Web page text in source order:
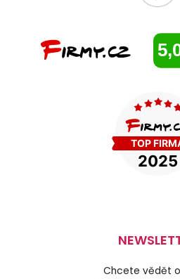
Chcete vědět